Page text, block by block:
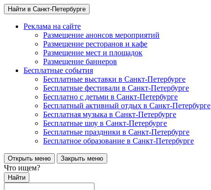
Найти в Санкт-Петербурге
Реклама на сайте
Размещение анонсов мероприятий
Размещение ресторанов и кафе
Размещение мест и площадок
Размещение баннеров
Бесплатные события
Бесплатные выставки в Санкт-Петербурге
Бесплатные фестивали в Санкт-Петербурге
Бесплатно с детьми в Санкт-Петербурге
Бесплатный активный отдых в Санкт-Петербурге
Бесплатная музыка в Санкт-Петербурге
Бесплатные шоу в Санкт-Петербурге
Бесплатные праздники в Санкт-Петербурге
Бесплатное образование в Санкт-Петербурге
Открыть меню Закрыть меню
Что ищем?
Найти